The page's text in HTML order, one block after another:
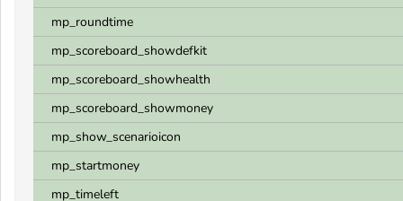
mp_roundtime
mp_scoreboard_showdefkit
mp_scoreboard_showhealth
mp_scoreboard_showmoney
mp_show_scenarioicon
mp_startmoney
mp_timeleft